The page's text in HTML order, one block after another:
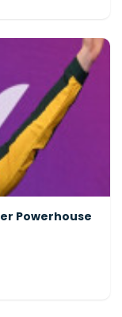
Powerhouse